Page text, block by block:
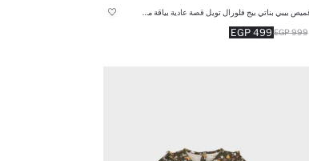
499 EGP 999 EGP